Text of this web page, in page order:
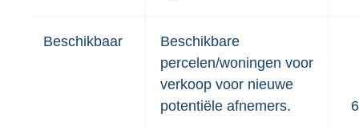
Beschikbaar
Beschikbare
percelen/woningen voor
verkoop voor nieuwe
potentiële afnemers.
6